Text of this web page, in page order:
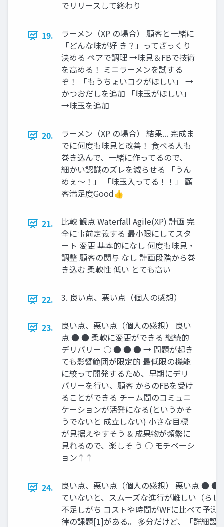
でリリースして終わり
19.
ラーメン（XP の場合） 顧客と一緒に
「どんな味が好 き？」ってざっくり
決める ペアで調理 →味見＆FBで技術
を高める！ ミニラーメンを試する
ぞ！ 「もうちょいコクがほしい」 →
かつおだしを追加 「味玉がほしい」
→味玉を追加
20.
ラーメン（XP の場合） 結果... 完成ま
でに何度も味見と改善！ 食べる人も
巻き込んで、一緒に作ってるので、
細かい認識のズレを減らせる 「うん
めぇ〜！」 「味玉入ってる！！」 顧
客満足度Good👍
21.
比較 観点 Waterfall Agile(XP) 計画 完
全に事前定義する 最小限にしてスタ
ート 変更 基本的になし 何度も味見・
調整 顧客の関与 なし 計画段階から巻
き込む 柔軟性 低い とても高い
22. 3. 良い点、悪い点（個人の感想）
23.
良い点、悪い点（個人の感想） 良い
点 ● ● 柔軟に変更ができる 継続的
デリバリー ○ ● ● ● → 問題が起き
ても影響範囲が限定的 最低限の機能
に絞って開発するため、早期にデリ
バリーを行い、顧客 からのFBを受け
ることができる チーム間のコミュニ
ケーションが活発になる(というかそ
うでないと 成立しない) 小さな目標
が見据えやすそう & 成果物が頻繁に
見れるので、楽しそ う ○ モチベーシ
ョン↑↑
24.
良い点、悪い点（個人の感想） 悪い点 ●
ていないと、スムーズな進行が難しい（ら
不足しがち コストや時間がWFに比べて予測
律の課題[1]がある。 多分だけど、「詳細設